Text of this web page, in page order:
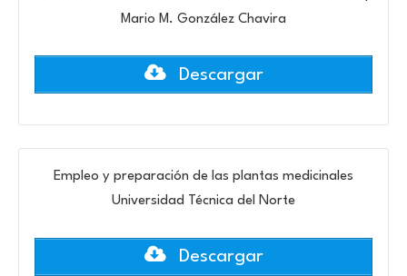
Mario M. González Chavira
Descargar
Empleo y preparación de las plantas medicinales
Universidad Técnica del Norte
Descargar